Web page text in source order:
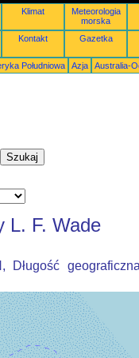
Klimat
Meteorologia
morska
Kontakt Gazetka
Południowa Azja Australia-
L. F. Wade
Długość